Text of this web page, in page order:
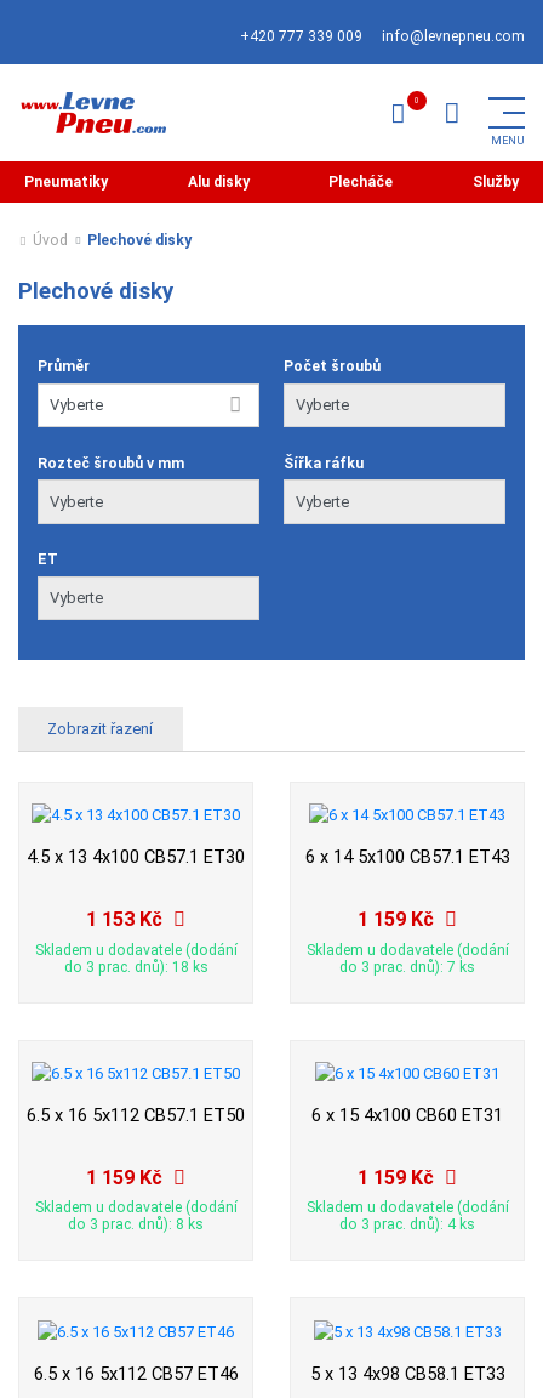
+420 777 339 009 info@levnepneu.com
Pneumatiky Alu disky Plecháče Služby
Úvod Plechové disky
Plechové disky
Průměr Počet šroubů
Rozteč šroubů v mm Šířka ráfku
ET
4.5 x 13 4x100 CB57.1 ET30
1 153 Kč
Skladem u dodavatele (dodání
do 3 prac. dnů): 18 ks
6 x 14 5x100 CB57.1 ET43
1 159 Kč
Skladem u dodavatele (dodání
do 3 prac. dnů): 7 ks
6.5 x 16 5x112 CB57.1 ET50
1 159 Kč
Skladem u dodavatele (dodání
do 3 prac. dnů): 8 ks
6 x 15 4x100 CB60 ET31
1 159 Kč
Skladem u dodavatele (dodání
do 3 prac. dnů): 4 ks
6.5 x 16 5x112 CB57 ET46 5 x 13 4x98 CB58.1 ET33